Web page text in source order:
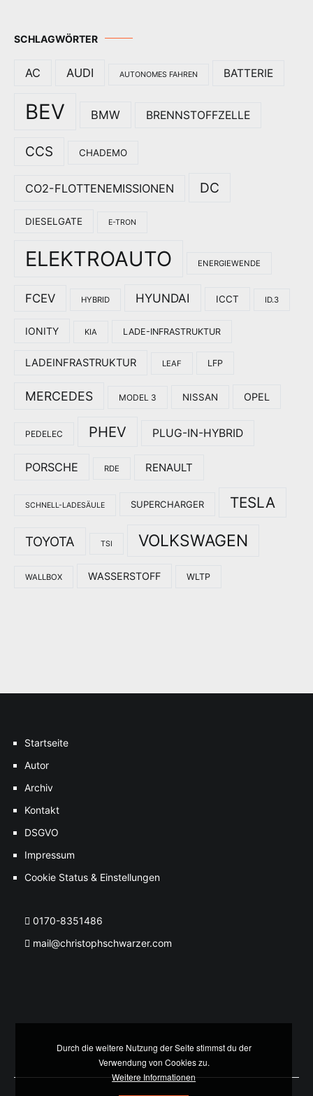
SCHLAGWÖRTER
AC AUDI AUTONOMES FAHREN BATTERIE
BEV BMW BRENNSTOFFZELLE
CCS CHADEMO
CO2-FLOTTENEMISSIONEN DC
DIESELGATE E-TRON
ELEKTROAUTO ENERGIEWENDE
FCEV HYBRID HYUNDAI ICCT ID.3
IONITY KIA LADE-INFRASTRUKTUR
LADEINFRASTRUKTUR LEAF LFP
MERCEDES MODEL 3 NISSAN OPEL
PEDELEC PHEV PLUG-IN-HYBRID
PORSCHE RDE RENAULT
SCHNELL-LADESÄULE SUPERCHARGER TESLA
TOYOTA TSI VOLKSWAGEN
WALLBOX WASSERSTOFF WLTP
Startseite
Autor
Archiv
Kontakt
DSGVO
Impressum
Cookie Status & Einstellungen
0170-8351486
mail@christophschwarzer.com
Durch die weitere Nutzung der Seite stimmst du der
Verwendung von Cookies zu.
Weitere Informationen